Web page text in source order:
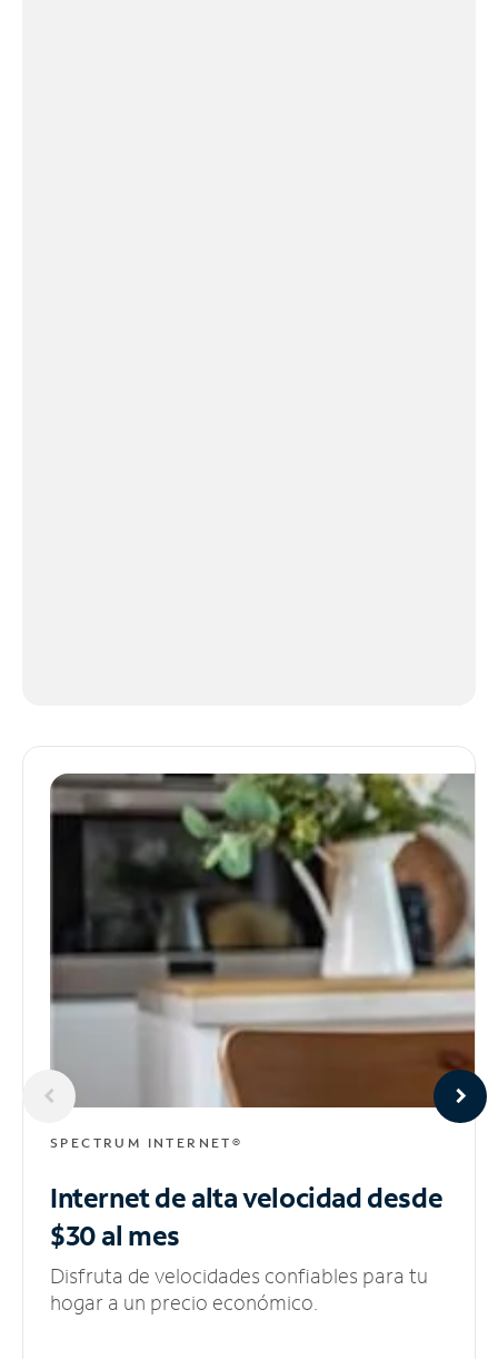
SPECTRUM INTERNET®
Internet de alta velocidaddesde
$30 al mes
Disfruta de velocidades confiables para tu
hogar a un precio económico.